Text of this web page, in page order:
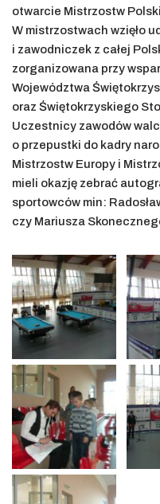
otwarcie Mistrzostw
W mistrzostwach wzięło
i zawodniczek z całej
zorganizowana przy
Województwa
oraz Świętokrzyskiego
Uczestnicy zawodów
o przepustki do kadry
Mistrzostw Europy i
mieli okazję zebrać
sportowców min:
czy Mariusza